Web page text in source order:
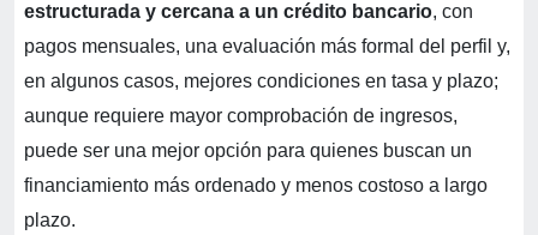
estructurada y cercana a un crédito bancario, con
pagos mensuales, una evaluación más formal del perfil y,
en algunos casos, mejores condiciones en tasa y plazo;
aunque requiere mayor comprobación de ingresos,
puede ser una mejor opción para quienes buscan un
financiamiento más ordenado y menos costoso a largo
plazo.